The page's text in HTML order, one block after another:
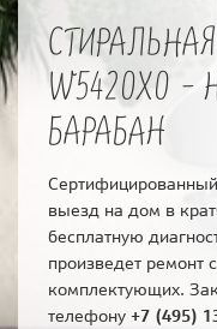
W5420X0 -
БАРАБАН
выезд на дом в
бесплатную
произведет ремонт
комплектующих.
телефону +7 (495)